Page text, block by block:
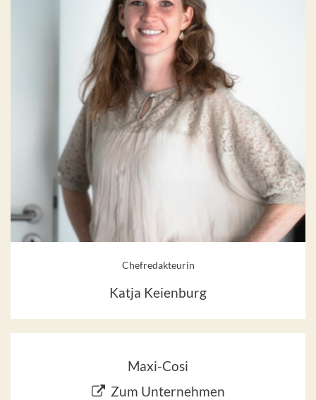
Chefredakteurin
Katja Keienburg
Maxi-Cosi
Zum Unternehmen